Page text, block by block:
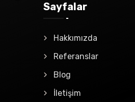
Sayfalar
Hakkımızda
Referanslar
Blog
İletişim